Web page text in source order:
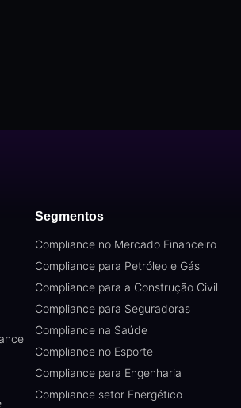
Segmentos
Compliance no Mercado Financeiro
Compliance para Petróleo e Gás
Compliance para a Construção Civil
Compliance para Seguradoras
Compliance na Saúde
Compliance no Esporte
Compliance para Engenharia
Compliance setor Energético